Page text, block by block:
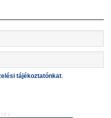
tájékoztatónkat.